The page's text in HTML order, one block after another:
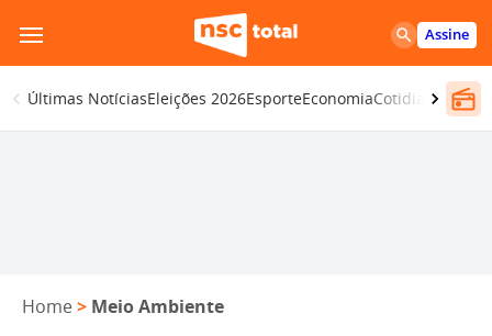
para
o
conteúdo
Assine
Últimas NotíciasEleições 2026EsporteEconomiaCotidiano
Home > Meio Ambiente